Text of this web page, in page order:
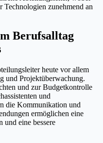
zunehmend an
Berufsalltag
heute vor allem
und Projektüberwachung.
und zur Budgetkontrolle
und
die Kommunikation und
ermöglichen eine
und eine bessere